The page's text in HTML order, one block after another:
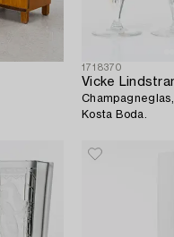
1718370
Vicke
Kosta Boda.